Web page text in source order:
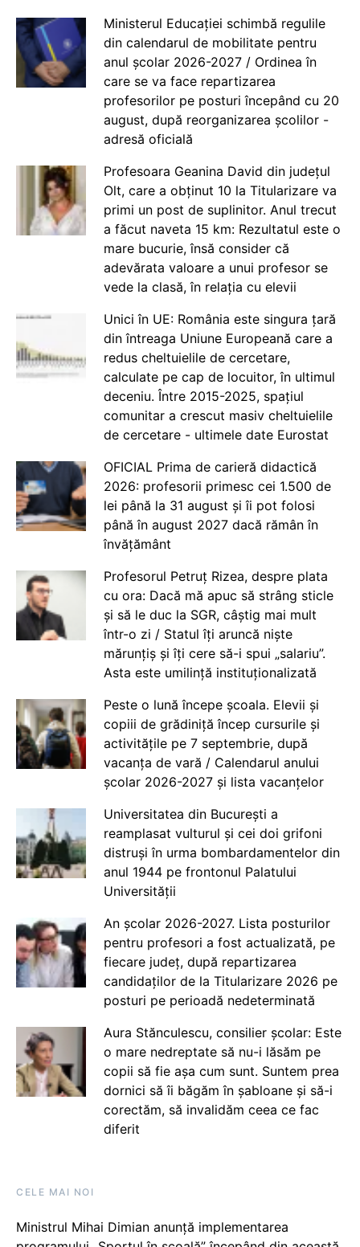
Ministerul Educației schimbă regulile
din calendarul de mobilitate pentru
anul școlar 2026-2027 / Ordinea în
care se va face repartizarea
profesorilor pe posturi începând cu 20
august, după reorganizarea școlilor -
adresă oficială
Profesoara Geanina David din județul
Olt, care a obținut 10 la Titularizare va
primi un post de suplinitor. Anul trecut
a făcut naveta 15 km: Rezultatul este o
mare bucurie, însă consider că
adevărata valoare a unui profesor se
vede la clasă, în relația cu elevii
Unici în UE: România este singura țară
din întreaga Uniune Europeană care a
redus cheltuielile de cercetare,
calculate pe cap de locuitor, în ultimul
deceniu. Între 2015-2025, spațiul
comunitar a crescut masiv cheltuielile
de cercetare - ultimele date Eurostat
OFICIAL Prima de carieră didactică
2026: profesorii primesc cei 1.500 de
lei până la 31 august și îi pot folosi
până în august 2027 dacă rămân în
învățământ
Profesorul Petruț Rizea, despre plata
cu ora: Dacă mă apuc să strâng sticle
și să le duc la SGR, câștig mai mult
într-o zi / Statul îți aruncă niște
mărunțiș și îți cere să-i spui „salariu”.
Asta este umilință instituționalizată
Peste o lună începe școala. Elevii și
copiii de grădiniță încep cursurile și
activitățile pe 7 septembrie, după
vacanța de vară / Calendarul anului
școlar 2026-2027 și lista vacanțelor
Universitatea din București a
reamplasat vulturul și cei doi grifoni
distruși în urma bombardamentelor din
anul 1944 pe frontonul Palatului
Universității
An școlar 2026-2027. Lista posturilor
pentru profesori a fost actualizată, pe
fiecare județ, după repartizarea
candidaților de la Titularizare 2026 pe
posturi pe perioadă nedeterminată
Aura Stănculescu, consilier școlar: Este
o mare nedreptate să nu-i lăsăm pe
copii să fie așa cum sunt. Suntem prea
dornici să îi băgăm în șabloane și să-i
corectăm, să invalidăm ceea ce fac
diferit
CELE MAI NOI
Ministrul Mihai Dimian anunță implementarea